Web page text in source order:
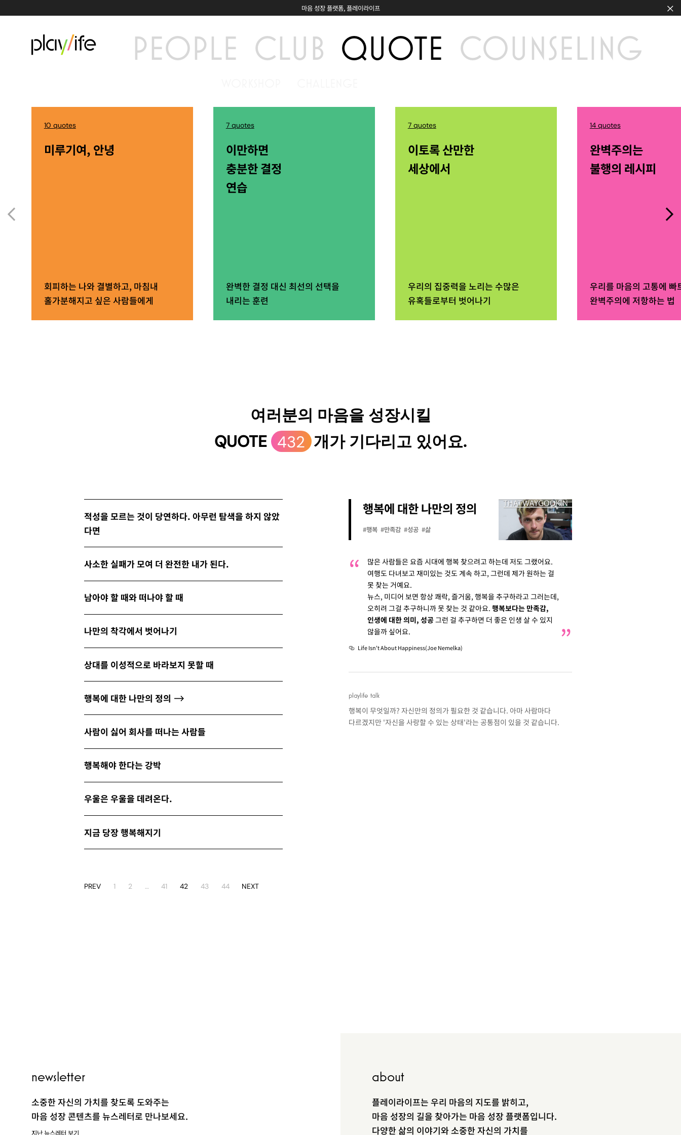
마음 성장 플랫폼, 플레이라이프
PEOPLE CLUB QUOTE COUNSELING
PEOPLE
CLUB
newsletter
10 quotes
미루기여, 안녕
회피하는 나와 결별하고, 마침내
홀가분해지고 싶은 사람들에게
7 quotes
이만하면
충분한 결정
연습
완벽한 결정 대신 최선의 선택을
내리는 훈련
7 quotes
이토록 산만한
세상에서
우리의 집중력을 노리는 수많은
유혹들로부터 벗어나기
14 quotes
완벽주의는
불행의 레시피
우리를 마음의 고통에 빠
완벽주의에 저항하는 법
여러분의 마음을 성장시킬
QUOTE 432 개가 기다리고 있어요.
적성을 모르는 것이 당연하다. 아무런 탐색을 하지 않았
다면
사소한 실패가 모여 더 완전한 내가 된다.
남아야 할 때와 떠나야 할 때
나만의 착각에서 벗어나기
상대를 이성적으로 바라보지 못할 때
행복에 대한 나만의 정의
사람이 싫어 회사를 떠나는 사람들
행복해야 한다는 강박
우울은 우울을 데려온다.
지금 당장 행복해지기
행복에 대한 나만의 정의
#행복 #만족감 #성공 #삶
많은 사람들은 요즘 시대에 행복 찾으려고 하는데 저도 그랬어요.
여행도 다녀보고 재미있는 것도 계속 하고, 그런데 제가 원하는 걸
못 찾는 거예요.
뉴스, 미디어 보면 항상 쾌락, 즐거움, 행복을 추구하라고 그러는데,
오히려 그걸 추구하니까 못 찾는 것 같아요. 행복보다는 만족감,
인생에 대한 의미, 성공그런 걸 추구하면 더 좋은 인생 살 수 있지
않을까 싶어요.
Life Isn't About Happiness(Joe Nemelka)
playlife talk
행복이 무엇일까? 자신만의 정의가 필요한 것 같습니다. 아마 사람마다
다르겠지만 '자신을 사랑할 수 있는 상태'라는 공통점이 있을 것 같습니다.
PREV 1 2 … 41 42 43 44 NEXT
newsletter
소중한 자신의 가치를 찾도록 도와주는
마음 성장 콘텐츠를 뉴스레터로 만나보세요.
지난 뉴스레터 보기
about
플레이라이프는 우리 마음의 지도를 밝히고,
마음 성장의 길을 찾아가는 마음 성장 플랫폼입니다.
다양한 삶의 이야기와 소중한 자신의 가치를